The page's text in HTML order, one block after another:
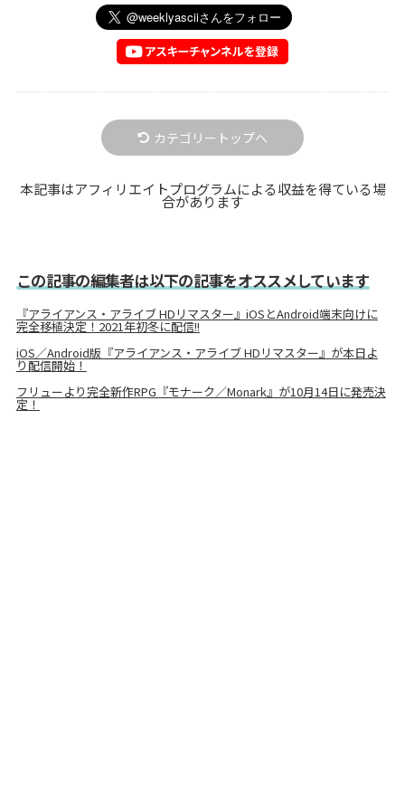
カテゴリートップへ
本記事はアフィリエイトプログラムによる収益を得ている場
合があります
この記事の編集者は以下の記事をオススメしています
『アライアンス・アライブ HDリマスター』iOSとAndroid端末向けに
完全移植決定！2021年初冬に配信!!
iOS／Android版『アライアンス・アライブ HDリマスター』が本日よ
り配信開始！
フリューより完全新作RPG『モナーク／Monark』が10月14日に発売決
定！